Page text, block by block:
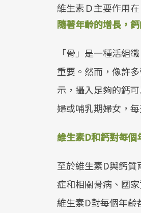
維生素Ｄ主要作用
隨著年齡的增長，
「骨」是一種活組
重要。然而，像許
示，攝入足夠的鈣
婦或哺乳期婦女，
維生素D和鈣對每
至於維生素D與鈣
症和相關骨病、國
維生素D對每個年齡